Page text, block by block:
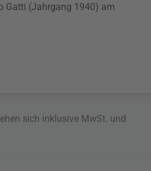
Gatti (Jahrgang 1940) am
sich inklusive MwSt. und